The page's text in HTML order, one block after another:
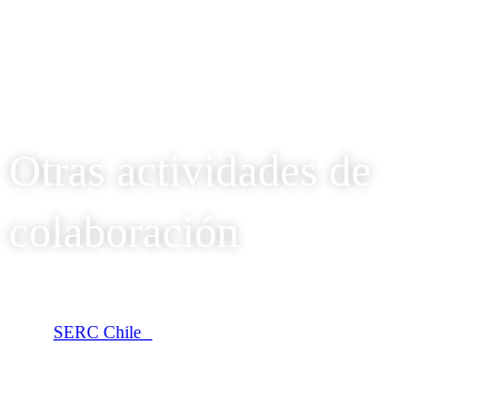
Otras actividades de
colaboración
SERC Chile